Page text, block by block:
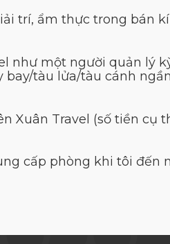
trí, ẩm thực trong bán
như một người quản lý
tàu lửa/tàu cánh
Xuân Travel (số tiền cụ
cấp phòng khi tôi đến